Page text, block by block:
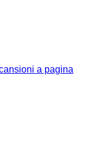
a pagina